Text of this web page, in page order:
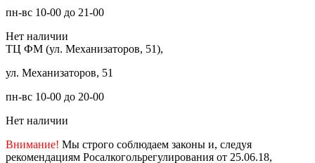
пн-вс 10-00 до 21-00
Нет наличии
ТЦ ФМ (ул. Механизаторов, 51),
ул. Механизаторов, 51
пн-вс 10-00 до 20-00
Нет наличии
Внимание! Мы строго соблюдаем законы и, следуя
рекомендациям Росалкогольрегулирования от 25.06.18,